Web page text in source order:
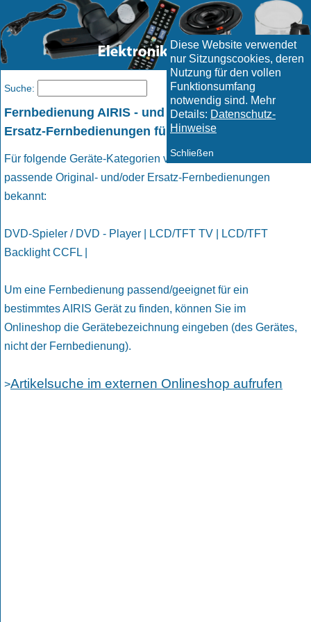
Diese Website verwendet
nur Sitzungscookies, deren
Nutzung für den vollen
Funktionsumfang
notwendig sind. Mehr
Details: Datenschutz-
Hinweise
Schließen
Fernbedienung AIRIS - und geeignete passende
Ersatz-Fernbedienungen für AIRIS Geräte
Für folgende Geräte-Kategorien von AIRIS sind uns
passende Original- und/oder Ersatz-Fernbedienungen
bekannt:
DVD-Spieler / DVD - Player | LCD/TFT TV | LCD/TFT
Backlight CCFL |
Um eine Fernbedienung passend/geeignet für ein
bestimmtes AIRIS Gerät zu finden, können Sie im
Onlineshop die Gerätebezeichnung eingeben (des Gerätes,
nicht der Fernbedienung).
>Artikelsuche im externen Onlineshop aufrufen
Suche: